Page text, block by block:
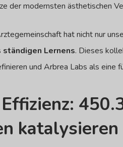
der modernsten ästhetischen
hat nicht nur
Lernens. Dieses
und Arbrea Labs als
katalysieren